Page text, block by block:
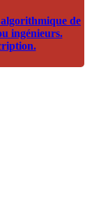
de
ingénieurs.